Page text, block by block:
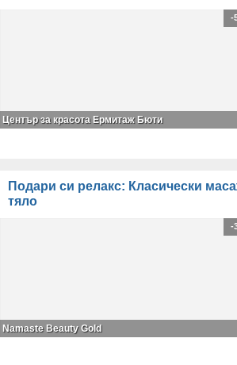
-
Център за красота Ермитаж Бюти
Подари си релакс: Класически
тяло
-
Namaste Beauty Gold